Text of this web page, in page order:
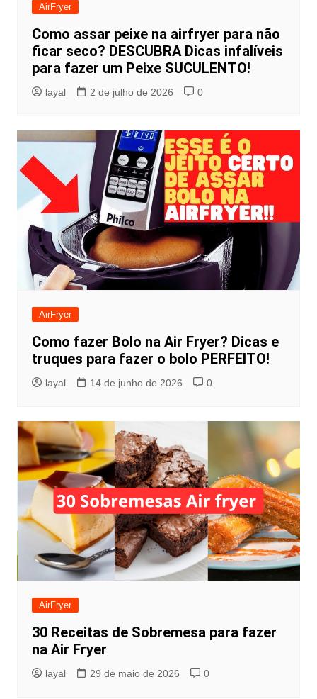
AirFryer
Como assar peixe na airfryer para não
ficar seco? DESCUBRA Dicas infalíveis
para fazer um Peixe SUCULENTO!
layal 2 de julho de 2026 0
AirFryer
Como fazer Bolo na Air Fryer? Dicas e
truques para fazer o bolo PERFEITO!
layal 14 de junho de 2026 0
AirFryer
30 Receitas de Sobremesa para fazer
na Air Fryer
layal 29 de maio de 2026 0